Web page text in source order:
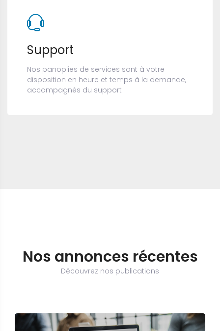
Support
Nos panoplies de services sont à votre
disposition en heure et temps à la demande,
accompagnés du support
Nos annonces récentes
Découvrez nos publications